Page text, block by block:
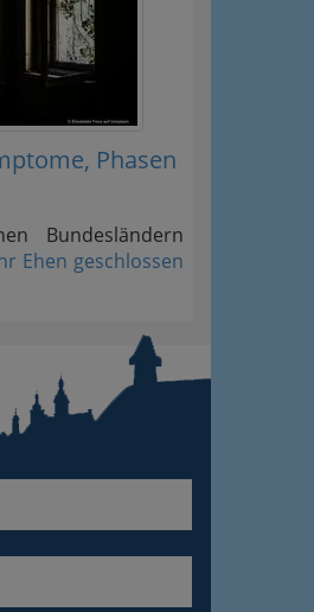
Phasen
Bundesländern
Ehen geschlossen